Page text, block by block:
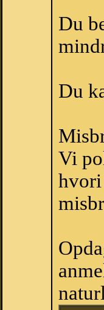
Du
Du
Vi
hvori